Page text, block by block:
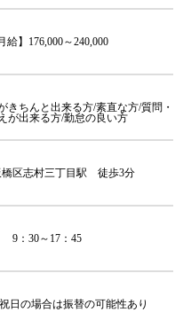
給】176,000～240,000
きちんと出来る方/素直な方/質問・
が出来る方/勤怠の良い方
橋区志村三丁目駅 徒歩3分
9：30～17：45
日の場合は振替の可能性あり